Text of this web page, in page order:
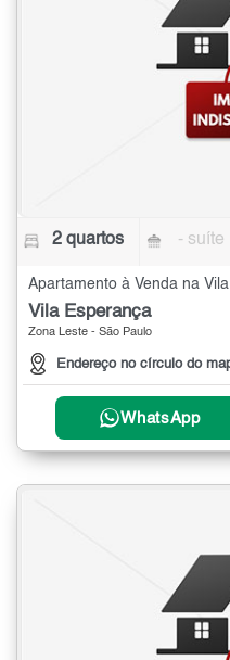
2 quartos - suíte
Apartamento à Venda na
Vila Esperança
Zona Leste - São Paulo
Endereço no círculo do
WhatsApp